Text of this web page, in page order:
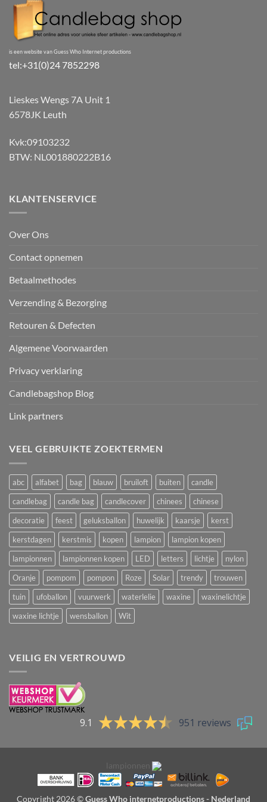
is een website van Guess Who Internet productions
tel:+31(0)24 7852298
Lieskes Wengs 7A Unit 1
6578JK Leuth
Kvk:09103232
BTW: NL001880222B16
KLANTENSERVICE
Over Ons
Contact opnemen
Betaalmethodes
Verzending & Bezorging
Retouren & Defecten
Algemene Voorwaarden
Privacy verklaring
Candlebagshop Blog
Link partners
VEEL GEBRUIKTE ZOEKTERMEN
abc alfabet bag blauw bruiloft buiten
candle
candlebag
candle bag candlecover chinees
chinese
decoratie
feest geluksballon huwelijk kaarsje
kerst
kerstdagen
kerstmis kopen lampion
lampion kopen
lampionnen
lampionnen kopen LED letters lichtje
nylon
Oranje
pompom pompon Roze Solar trendy
trouwen
tuin
ufoballon vuurwerk waterlelie waxine
waxinelichtje
waxine lichtje
wensballon Wit
VEILIG EN VERTROUWD
9.1 951 reviews
lampionnen
Copyright 2026 ©Guess Who internetproductions - Nederland